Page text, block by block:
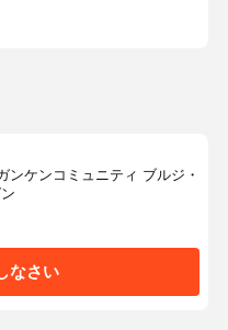
ンケンコミュニティ ブルジ・
なさい